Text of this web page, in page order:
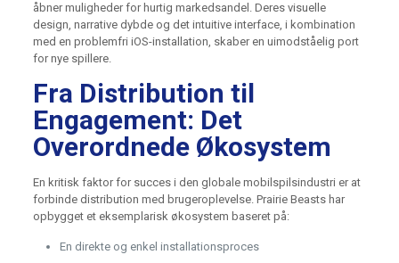
åbner muligheder for hurtig markedsandel. Deres visuelle
design, narrative dybde og det intuitive interface, i kombination
med en problemfri iOS-installation, skaber en uimodståelig port
for nye spillere.
Fra Distribution til
Engagement: Det
Overordnede Økosystem
En kritisk faktor for succes i den globale mobilspilsindustri er at
forbinde distribution med brugeroplevelse. Prairie Beasts har
opbygget et eksemplarisk økosystem baseret på:
En direkte og enkel installationsproces